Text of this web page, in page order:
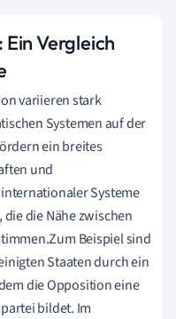
Vergleich
variieren stark
Systemen auf der
ein breites
und
Systeme
die Nähe zwischen
Beispiel sind
Staaten durch ein
die Opposition eine
bildet. Im